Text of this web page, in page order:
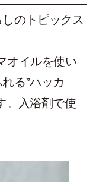
のトピックス
オイルを使い
る”ハッカ
。入浴剤で使